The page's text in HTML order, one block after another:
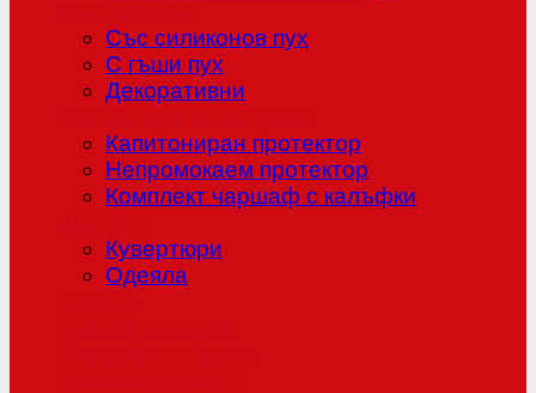
Със силиконов пух
С гъши пух
Декоративни
Капитониран протектор
Непромокаем протектор
Комплект чаршаф с калъфки
Кувертюри
Одеяла